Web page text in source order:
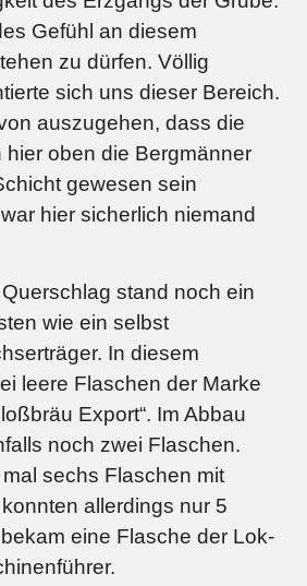
Gefühl an diesem
zu dürfen. Völlig
sich uns dieser Bereich.
auszugehen, dass die
hier oben die Bergmänner
gewesen sein
hier sicherlich niemand
stand noch ein
wie ein selbst
In diesem
leere Flaschen der Marke
Export“. Im Abbau
noch zwei Flaschen.
sechs Flaschen mit
allerdings nur 5
eine Flasche der Lok-